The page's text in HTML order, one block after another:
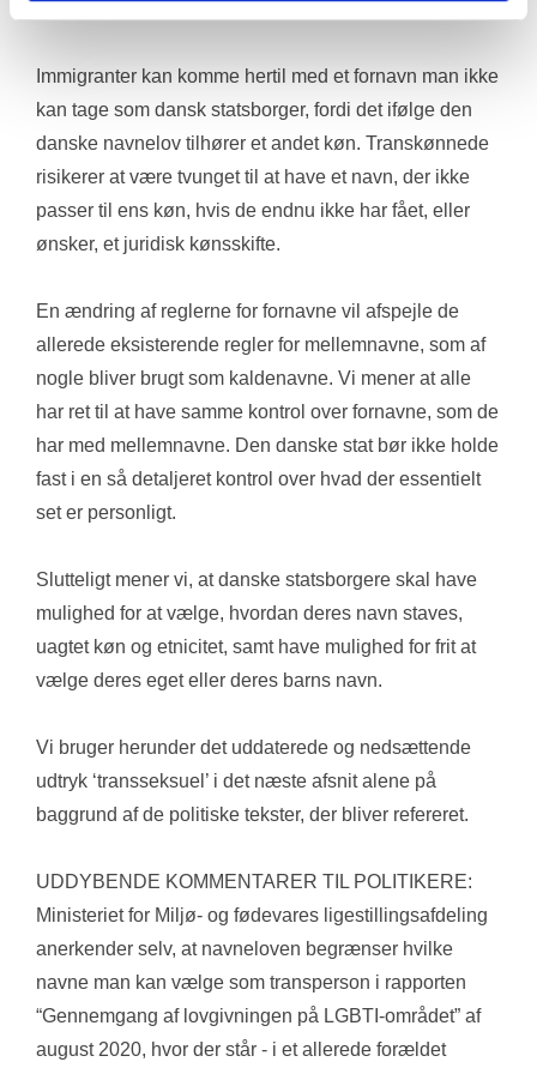
anderledes navn.
Immigranter kan komme hertil med et fornavn man ikke
kan tage som dansk statsborger, fordi det ifølge den
danske navnelov tilhører et andet køn. Transkønnede
risikerer at være tvunget til at have et navn, der ikke
passer til ens køn, hvis de endnu ikke har fået, eller
ønsker, et juridisk kønsskifte.
En ændring af reglerne for fornavne vil afspejle de
allerede eksisterende regler for mellemnavne, som af
nogle bliver brugt som kaldenavne. Vi mener at alle
har ret til at have samme kontrol over fornavne, som de
har med mellemnavne. Den danske stat bør ikke holde
fast i en så detaljeret kontrol over hvad der essentielt
set er personligt.
Slutteligt mener vi, at danske statsborgere skal have
mulighed for at vælge, hvordan deres navn staves,
uagtet køn og etnicitet, samt have mulighed for frit at
vælge deres eget eller deres barns navn.
Vi bruger herunder det uddaterede og nedsættende
udtryk ‘transseksuel’ i det næste afsnit alene på
baggrund af de politiske tekster, der bliver refereret.
UDDYBENDE KOMMENTARER TIL POLITIKERE:
Ministeriet for Miljø- og fødevares ligestillingsafdeling
anerkender selv, at navneloven begrænser hvilke
navne man kan vælge som transperson i rapporten
“Gennemgang af lovgivningen på LGBTI-området” af
august 2020, hvor der står - i et allerede forældet